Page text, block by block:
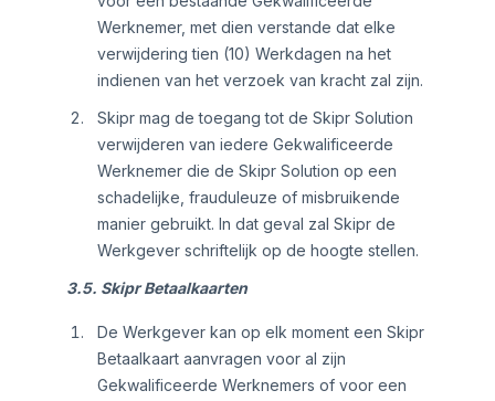
Werknemer, met dien verstande dat elke
verwijdering tien (10) Werkdagen na het
indienen van het verzoek van kracht zal zijn.
Skipr mag de toegang tot de Skipr Solution
verwijderen van iedere Gekwalificeerde
Werknemer die de Skipr Solution op een
schadelijke, frauduleuze of misbruikende
manier gebruikt. In dat geval zal Skipr de
Werkgever schriftelijk op de hoogte stellen.
3.5. Skipr Betaalkaarten
De Werkgever kan op elk moment een Skipr
Betaalkaart aanvragen voor al zijn
Gekwalificeerde Werknemers of voor een